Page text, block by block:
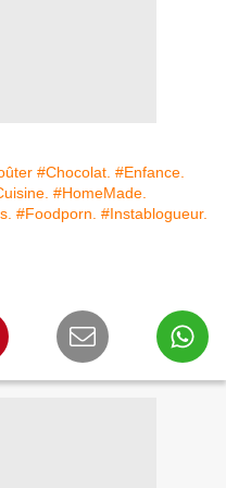
#Chocolat. #Enfance.
#HomeMade.
#Foodporn. #Instablogueur.